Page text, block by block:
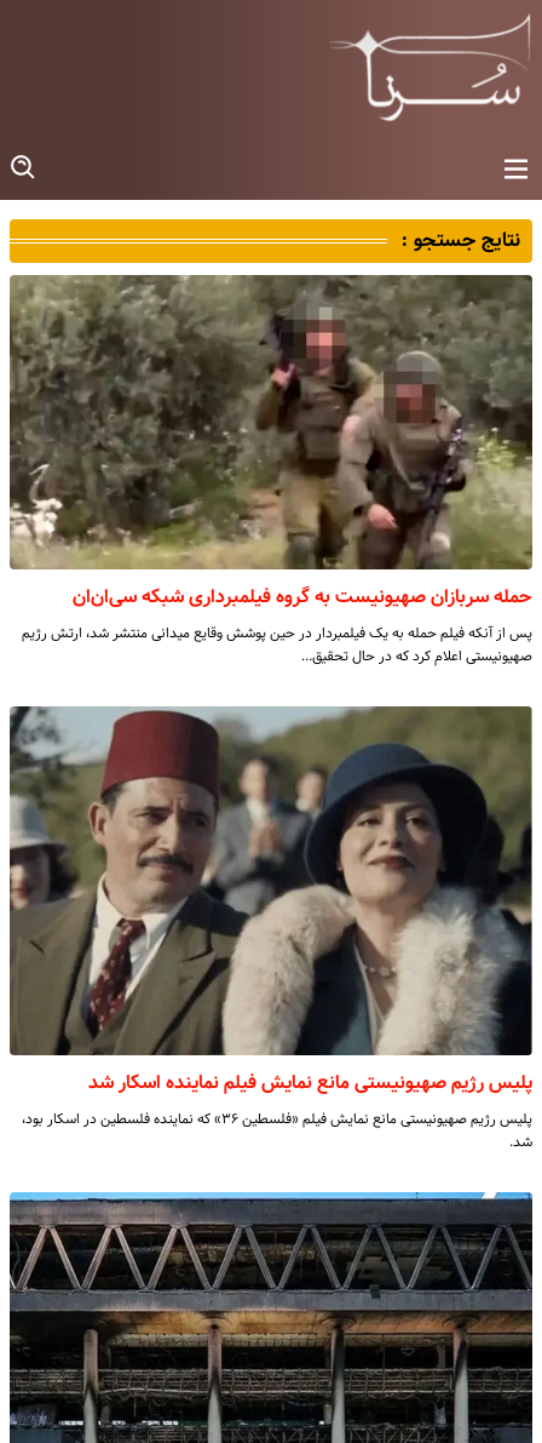
نتایج جستجو :
حمله سربازان صهیونیست به گروه فیلمبرداری شبکه سی‌ان‌ان
پس از آنکه فیلم حمله به یک فیلمبردار در حین پوشش وقایع میدانی منتشر شد، ارتش رژیم
صهیونیستی اعلام کرد که در حال تحقیق…
پلیس رژیم صهیونیستی مانع نمایش فیلم نماینده اسکار شد
پلیس رژیم صهیونیستی مانع نمایش فیلم «فلسطین ۳۶» که نماینده فلسطین در اسکار بود،
شد.